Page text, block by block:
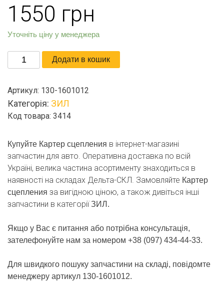
1550 грн
Уточніть ціну у менеджера
Картер
сцепления
Додати в кошик
Артикул: 130-1601012
Категорія: ЗИЛ
Код товара: 3414
Купуйте Картер сцепления в інтернет-магазині
запчастин для авто. Оперативна доставка по всій
Україні, велика частина асортименту знаходиться в
наявності на складах Дельта-СКЛ. Замовляйте Картер
сцепления за вигідною ціною, а також дивіться інші
запчастини в категоріїЗИЛ.
Якщо у Вас є питання або потрібна консультація,
зателефонуйте нам за номером +38 (097) 434-44-33.
Для швидкого пошуку запчастини на складі, повідомте
менеджеру артикул 130-1601012.